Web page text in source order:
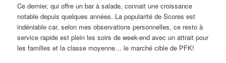
Ce dernier, qui offre un bar à salade, connait une croissance
notable depuis quelques années. La popularité de Scores est
indéniable car, selon mes observations personnelles, ce resto à
service rapide est plein les soirs de week-end avec un attrait pour
les familles et la classe moyenne… le marché cible de PFK!